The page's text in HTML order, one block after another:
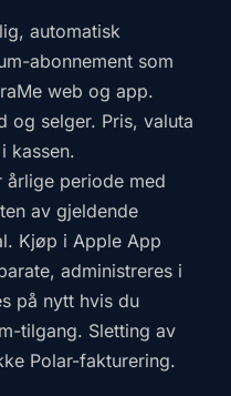
automatisk
abonnement som
web og app.
og selger. Pris, valuta
kassen.
årlige periode med
av gjeldende
Kjøp i Apple App
administreres i
på nytt hvis du
tilgang. Sletting av
Polar-fakturering.